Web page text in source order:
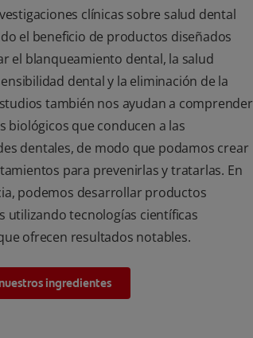
clínicas sobre salud dental
el beneficio de productos diseñados
el blanqueamiento dental, la salud
dental y la eliminación de la
también nos ayudan a comprender
biológicos que conducen a las
dentales, de modo que podamos crear
para prevenirlas y tratarlas. En
podemos desarrollar productos
utilizando tecnologías científicas
ofrecen resultados notables.
ingredientes